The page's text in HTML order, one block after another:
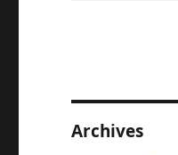
Archives